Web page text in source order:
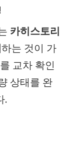
카히스토리
하는 것이 가
교차 확인
상태를 완
.